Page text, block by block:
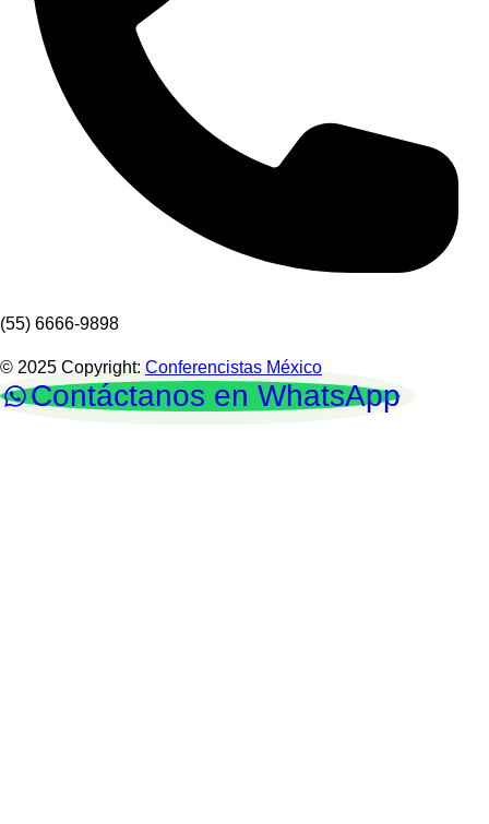
(55) 6666-9898
© 2025 Copyright: Conferencistas México
Contáctanos en WhatsApp